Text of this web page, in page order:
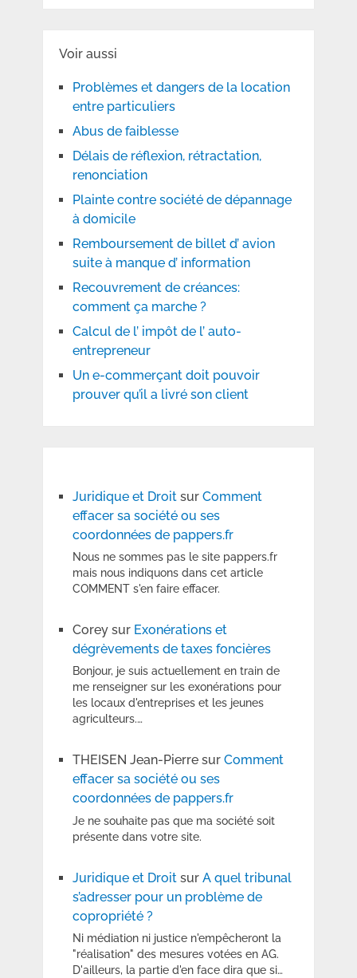
Voir aussi
Problèmes et dangers de la location
entre particuliers
Abus de faiblesse
Délais de réflexion, rétractation,
renonciation
Plainte contre société de dépannage
à domicile
Remboursement de billet d’ avion
suite à manque d’ information
Recouvrement de créances:
comment ça marche ?
Calcul de l’ impôt de l’ auto-
entrepreneur
Un e-commerçant doit pouvoir
prouver qu’il a livré son client
Juridique et Droitsur Comment
effacer sa société ou ses
coordonnées de pappers.fr
Nous ne sommes pas le site pappers.fr
mais nous indiquons dans cet article
COMMENT s'en faire effacer.
Coreysur Exonérations et
dégrèvements de taxes foncières
Bonjour, je suis actuellement en train de
me renseigner sur les exonérations pour
les locaux d'entreprises et les jeunes
agriculteurs.…
THEISEN Jean-Pierresur Comment
effacer sa société ou ses
coordonnées de pappers.fr
Je ne souhaite pas que ma société soit
présente dans votre site.
Juridique et Droitsur A quel tribunal
s’adresser pour un problème de
copropriété ?
Ni médiation ni justice n'empêcheront la
"réalisation" des mesures votées en AG.
D'ailleurs, la partie d'en face dira que si…